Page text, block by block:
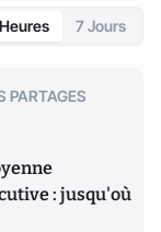
7 Jours
PARTAGES
: jusqu'où